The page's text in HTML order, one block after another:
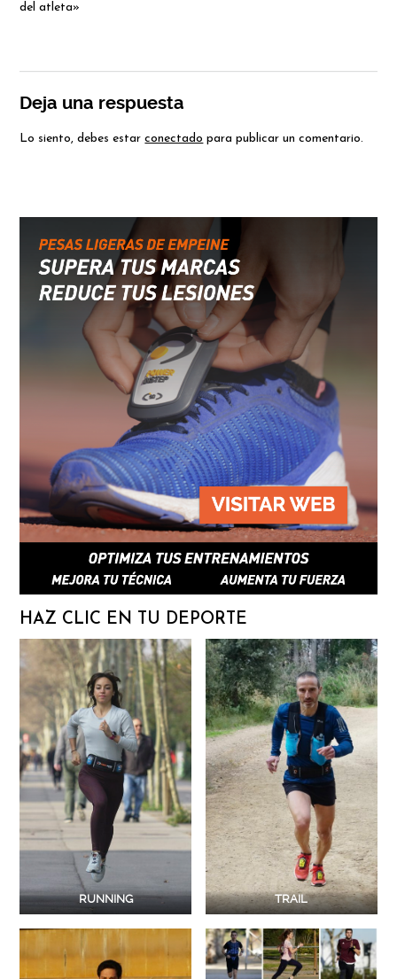
del atleta»
Deja una respuesta
Lo siento, debes estarconectado para publicar un comentario.
HAZ CLIC EN TU DEPORTE
RUNNING TRAIL